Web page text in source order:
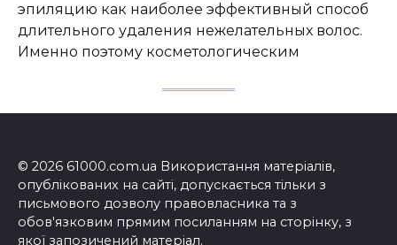
эпиляцию как наиболее эффективный способ
длительного удаления нежелательных волос.
Именно поэтому косметологическим
© 2026 61000.com.ua Використання матеріалів,
опублікованих на сайті, допускається тільки з
письмового дозволу правовласника та з
обов'язковим прямим посиланням на сторінку, з
якої запозичений матеріал.